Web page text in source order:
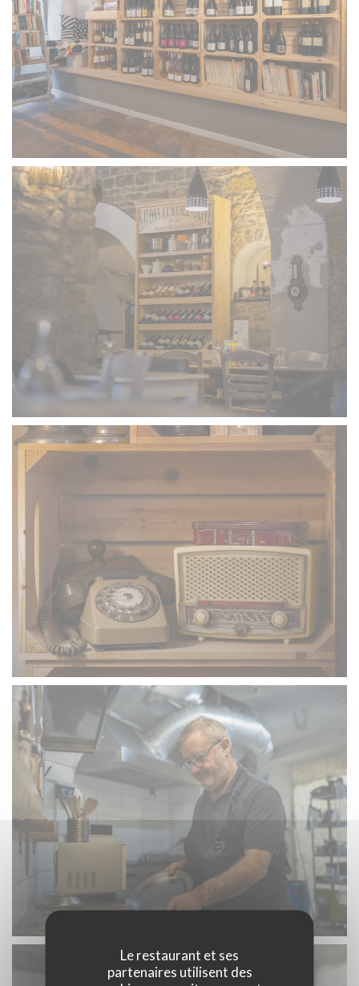
Le restaurant et ses
partenaires utilisent des